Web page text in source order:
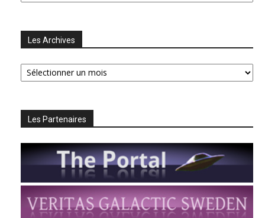
Les Archives
Les
Archives
Les Partenaires